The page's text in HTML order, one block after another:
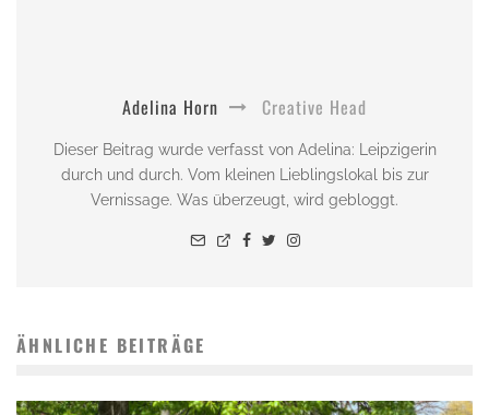
Adelina Horn Creative Head
Dieser Beitrag wurde verfasst von Adelina: Leipzigerin
durch und durch. Vom kleinen Lieblingslokal bis zur
Vernissage. Was überzeugt, wird gebloggt.
ÄHNLICHE BEITRÄGE